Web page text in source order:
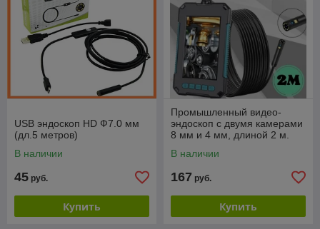
USB эндоскоп HD Ф7.0 мм
(дл.5 метров)
В наличии
45 руб.
Купить
Промышленный видео-
эндоскоп с двумя камерами
8 мм и 4 мм, длиной 2 м.
В наличии
167 руб.
Купить